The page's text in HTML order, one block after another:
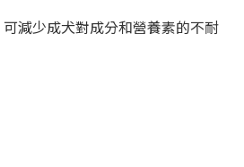
減少成犬對成分和營養素的不耐